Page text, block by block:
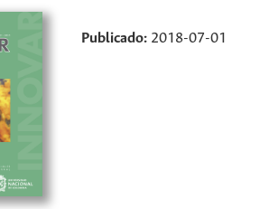
Publicado: 2018-07-01